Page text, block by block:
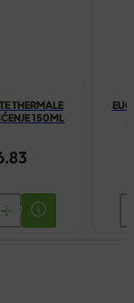
THERMALE
150ML